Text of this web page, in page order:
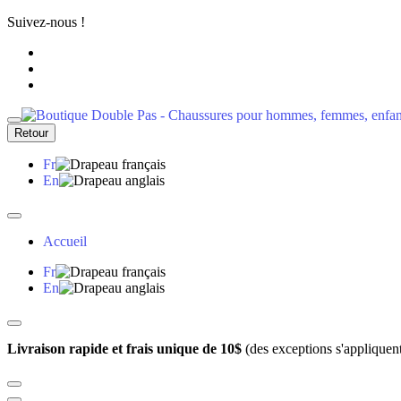
Suivez-nous !
Retour
Fr
En
Accueil
Fr
En
Livraison rapide et frais unique de 10$ (des exceptions